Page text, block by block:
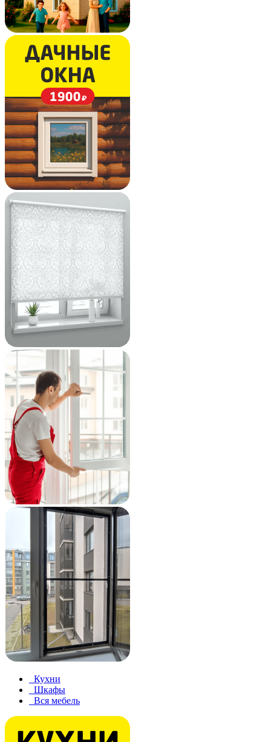
Кухни
Шкафы
Вся мебель